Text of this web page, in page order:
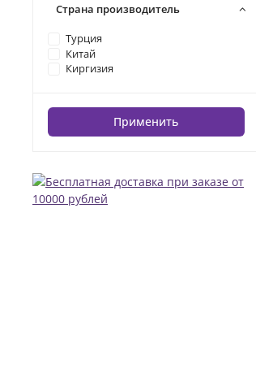
Страна производитель
Турция
Китай
Киргизия
Применить